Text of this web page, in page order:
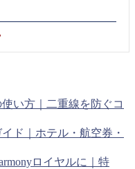
い方｜二重線を防ぐコ
ド｜ホテル・航空券・
ロイヤルに｜特